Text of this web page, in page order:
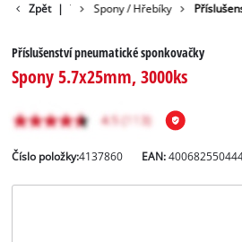
Zpět |
nářadí Spony / Hřebíky
Příslušenství pneumatické sponkovačky
Spony 5.7x25mm, 3000ks
Číslo položky:4137860 EAN: